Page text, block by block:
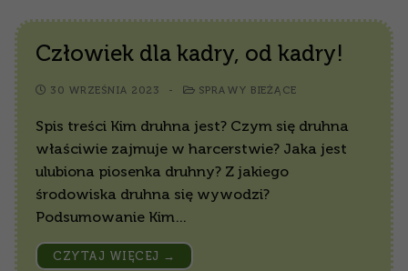
Człowiek dla kadry, od kadry!
30 WRZEŚNIA 2023 - SPRAWY BIEŻĄCE
Spis treści Kim druhna jest? Czym się druhna
właściwie zajmuje w harcerstwie? Jaka jest
ulubiona piosenka druhny? Z jakiego
środowiska druhna się wywodzi?
Podsumowanie Kim…
CZYTAJ WIĘCEJ →